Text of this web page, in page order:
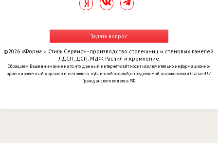
Задать вопрос
©2026 «Форма и Стиль Сервис» - производство столешниц и стеновых панелей.
ЛДСП, ДСП, МДФ. Распил и кромление.
Обращаем Ваше внимание на то, что данный интернет-сайт носит исключительно информационно-
ориентировочный характер и не является публичной офертой, определяемой положениями Статьи 437
Гражданского кодекса РФ.